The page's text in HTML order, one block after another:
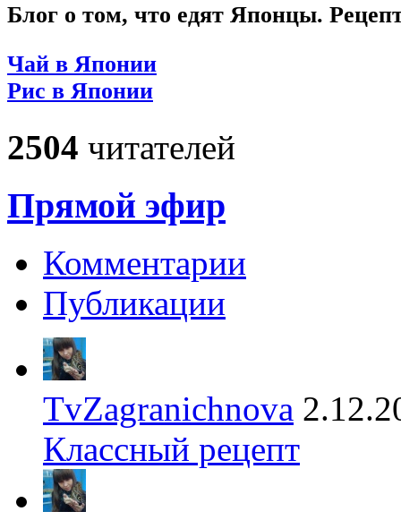
Блог о том, что едят Японцы.
Чай в Японии
Рис в Японии
2504 читателей
Прямой эфир
Комментарии
Публикации
TvZagranichnova
Классный рецепт